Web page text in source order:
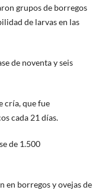
grupos de borregos
de larvas en las
de noventa y seis
cría, que fue
cada 21 días.
de 1.500
en borregos y ovejas de